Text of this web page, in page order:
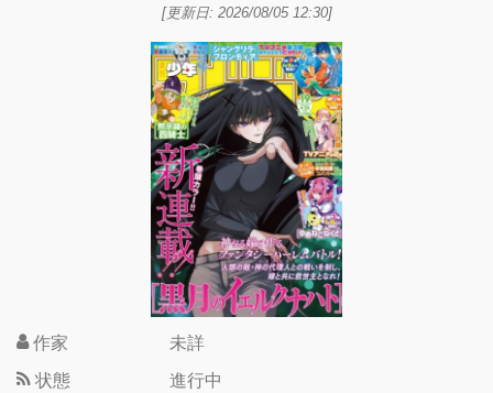
[更新日: 2026/08/05 12:30]
作家
未詳
状態
進行中